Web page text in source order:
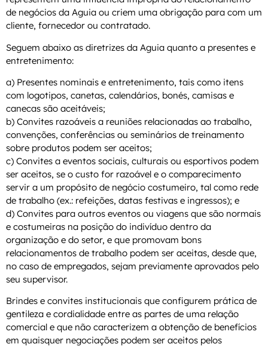
de negócios da Aguia ou criem uma obrigação para com um
cliente, fornecedor ou contratado.
Seguem abaixo as diretrizes da Aguia quanto a presentes e
entretenimento:
a) Presentes nominais e entretenimento, tais como itens
com logotipos, canetas, calendários, bonés, camisas e
canecas são aceitáveis;
b) Convites razoáveis a reuniões relacionadas ao trabalho,
convenções, conferências ou seminários de treinamento
sobre produtos podem ser aceitos;
c) Convites a eventos sociais, culturais ou esportivos podem
ser aceitos, se o custo for razoável e o comparecimento
servir a um propósito de negócio costumeiro, tal como rede
de trabalho (ex.: refeições, datas festivas e ingressos); e
d) Convites para outros eventos ou viagens que são normais
e costumeiras na posição do indivíduo dentro da
organização e do setor, e que promovam bons
relacionamentos de trabalho podem ser aceitas, desde que,
no caso de empregados, sejam previamente aprovados pelo
seu supervisor.
Brindes e convites institucionais que configurem prática de
gentileza e cordialidade entre as partes de uma relação
comercial e que não caracterizem a obtenção de benefícios
em quaisquer negociações podem ser aceitos pelos